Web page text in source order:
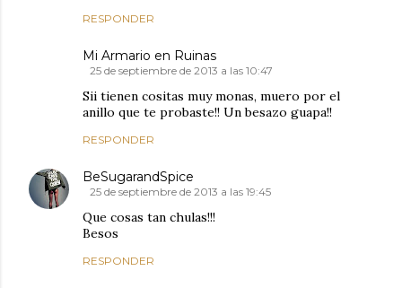
RESPONDER
Mi Armario en Ruinas
25 de septiembre de 2013 a las 10:47
Sii tienen cositas muy monas, muero por el
anillo que te probaste!! Un besazo guapa!!
RESPONDER
BeSugarandSpice
25 de septiembre de 2013 a las 19:45
Que cosas tan chulas!!!
Besos
RESPONDER